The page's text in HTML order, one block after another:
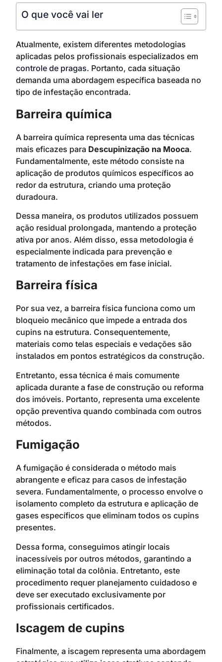
O que você vai ler
Atualmente, existem diferentes metodologias
aplicadas pelos profissionais especializados em
controle de pragas. Portanto, cada situação
demanda uma abordagem específica baseada no
tipo de infestação encontrada.
Barreira química
A barreira química representa uma das técnicas
mais eficazes para Descupinização na Mooca.
Fundamentalmente, este método consiste na
aplicação de produtos químicos específicos ao
redor da estrutura, criando uma proteção
duradoura.
Dessa maneira, os produtos utilizados possuem
ação residual prolongada, mantendo a proteção
ativa por anos. Além disso, essa metodologia é
especialmente indicada para prevenção e
tratamento de infestações em fase inicial.
Barreira física
Por sua vez, a barreira física funciona como um
bloqueio mecânico que impede a entrada dos
cupins na estrutura. Consequentemente,
materiais como telas especiais e vedações são
instalados em pontos estratégicos da construção.
Entretanto, essa técnica é mais comumente
aplicada durante a fase de construção ou reforma
dos imóveis. Portanto, representa uma excelente
opção preventiva quando combinada com outros
métodos.
Fumigação
A fumigação é considerada o método mais
abrangente e eficaz para casos de infestação
severa. Fundamentalmente, o processo envolve o
isolamento completo da estrutura e aplicação de
gases específicos que eliminam todos os cupins
presentes.
Dessa forma, conseguimos atingir locais
inacessíveis por outros métodos, garantindo a
eliminação total da colônia. Entretanto, este
procedimento requer planejamento cuidadoso e
deve ser executado exclusivamente por
profissionais certificados.
Iscagem de cupins
Finalmente, a iscagem representa uma abordagem